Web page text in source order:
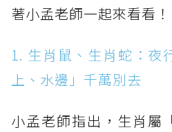
著小孟老師一起來看看！
1. 生肖鼠、生肖蛇：夜
上、水邊」千萬別去
小孟老師指出，生肖屬